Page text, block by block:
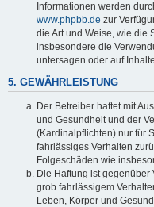
Informationen werden
www.phpbb.de zur
die Art und Weise, wie die
insbesondere die
untersagen oder auf
5. GEWÄHRLEISTUNG
Der Betreiber haftet mit
und Gesundheit und der
(Kardinalpflichten) nur für
fahrlässiges Verhalten
Folgeschäden wie
Die Haftung ist
grob fahrlässigem
Leben, Körper und